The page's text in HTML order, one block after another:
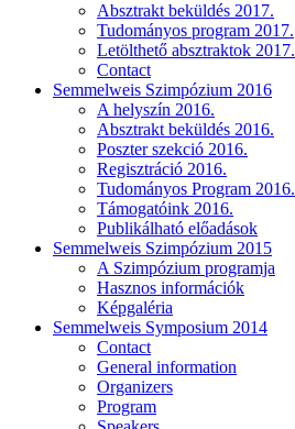
Absztrakt beküldés 2017.
Tudományos program 2017.
Letölthető absztraktok 2017.
Contact
Semmelweis Szimpózium 2016
A helyszín 2016.
Absztrakt beküldés 2016.
Poszter szekció 2016.
Regisztráció 2016.
Tudományos Program 2016.
Támogatóink 2016.
Publikálható előadások
Semmelweis Szimpózium 2015
A Szimpózium programja
Hasznos információk
Képgaléria
Semmelweis Symposium 2014
Contact
General information
Organizers
Program